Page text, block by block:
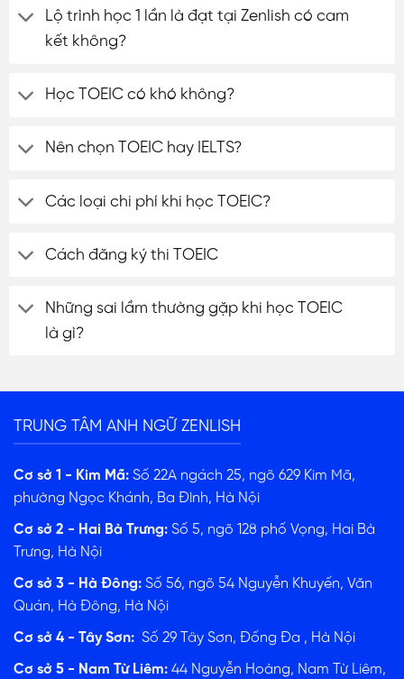
Lộ trình học 1 lần là đạt tại Zenlish có cam
kết không?
Học TOEIC có khó không?
Nên chọn TOEIC hay IELTS?
Các loại chi phí khi học TOEIC?
Cách đăng ký thi TOEIC
Những sai lầm thường gặp khi học TOEIC
là gì?
TRUNG TÂM ANH NGỮ ZENLISH
Cơ sở 1 - Kim Mã: Số 22A ngách 25, ngõ 629 Kim Mã,
phường Ngọc Khánh, Ba Đình, Hà Nội
Cơ sở 2 - Hai Bà Trưng: Số 5, ngõ 128 phố Vọng, Hai Bà
Trưng, Hà Nội
Cơ sở 3 - Hà Đông: Số 56, ngõ 54 Nguyễn Khuyến, Văn
Quán, Hà Đông, Hà Nội
Cơ sở 4 - Tây Sơn: Số 29 Tây Sơn, Đống Đa , Hà Nội
Cơ sở 5 - Nam Từ Liêm: 44 Nguyễn Hoàng, Nam Từ Liêm,